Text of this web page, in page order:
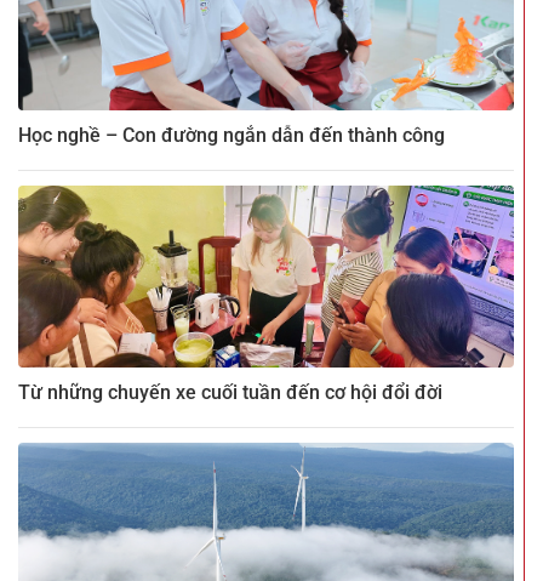
Học nghề – Con đường ngắn dẫn đến thành công
Từ những chuyến xe cuối tuần đến cơ hội đổi đời